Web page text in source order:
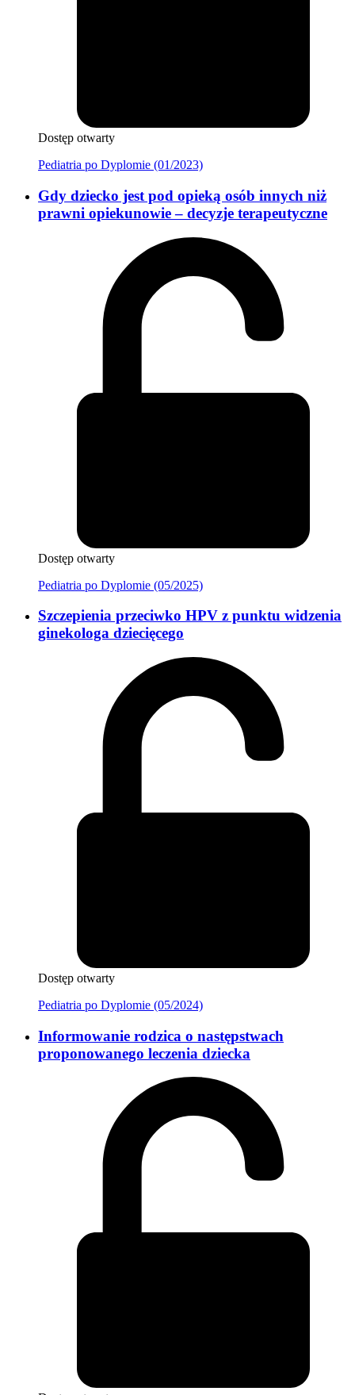
Dostęp otwarty
Pediatria po Dyplomie (01/2023)
Gdy dziecko jest pod opieką osób innych niż
prawni opiekunowie – decyzje terapeutyczne
Dostęp otwarty
Pediatria po Dyplomie (05/2025)
Szczepienia przeciwko HPV z punktu widzenia
ginekologa dziecięcego
Dostęp otwarty
Pediatria po Dyplomie (05/2024)
Informowanie rodzica o następstwach
proponowanego leczenia dziecka